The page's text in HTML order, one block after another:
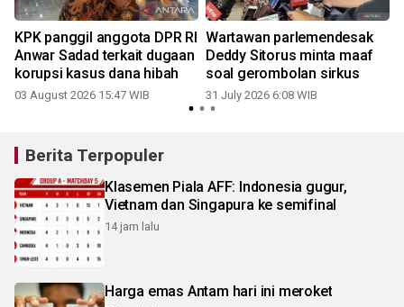
KPK panggil anggota DPR RI
Anwar Sadad terkait dugaan
korupsi kasus dana hibah
03 August 2026 15:47 WIB
Wartawan parlemendesak
Deddy Sitorus minta maaf
soal gerombolan sirkus
31 July 2026 6:08 WIB
Berita Terpopuler
Klasemen Piala AFF: Indonesia gugur,
Vietnam dan Singapura ke semifinal
14 jam lalu
Harga emas Antam hari ini meroket